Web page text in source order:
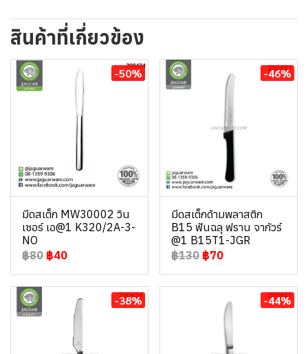
สินค้าที่เกี่ยวข้อง
-50%
มีดสเต็ก MW30002 วิน
เซอร์ เอ@1 K320/2A-3-
NO
฿80 ฿40
-46%
มีดสเต็กด้ามพลาสติก
B15 ฟันฉลุ ฟราน จากัวร์
@1 B15T1-JGR
฿130 ฿70
-38% -44%